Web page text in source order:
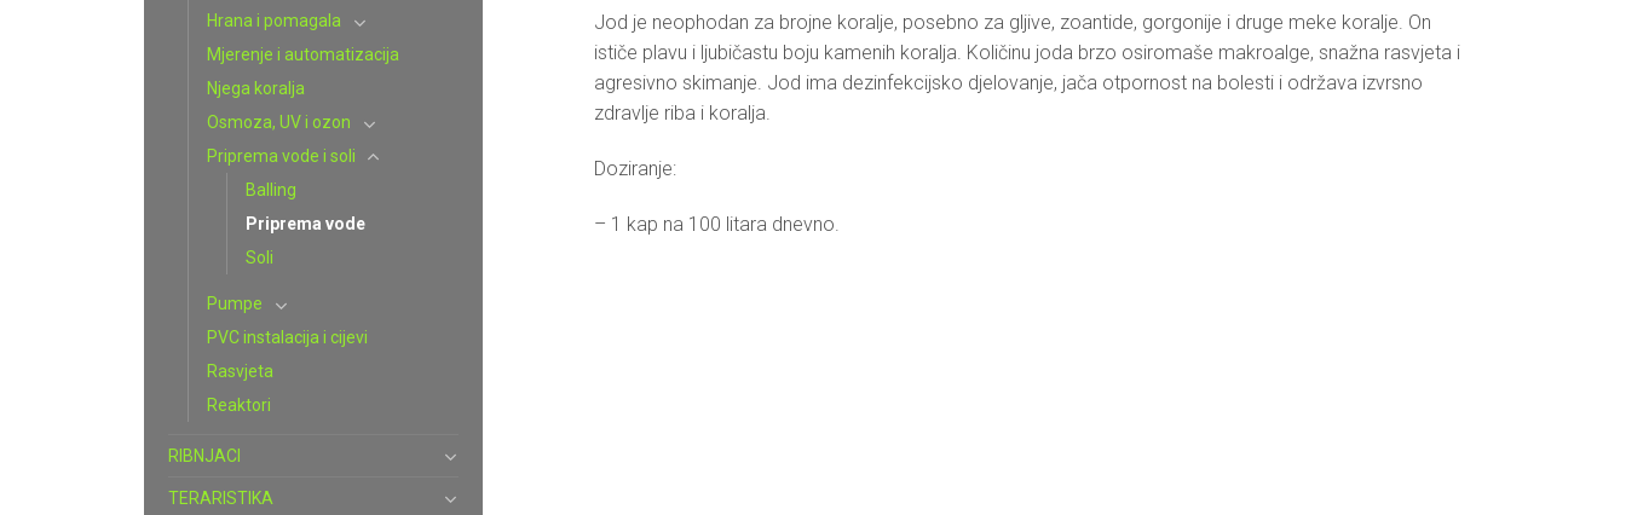
Jod je neophodan za brojne koralje, posebno za gljive, zoantide, gorgonije i druge meke koralje. On
ističe plavu i ljubičastu boju kamenih koralja. Količinu joda brzo osiromaše makroalge, snažna rasvjeta i
agresivno skimanje. Jod ima dezinfekcijsko djelovanje, jača otpornost na bolesti i održava izvrsno
zdravlje riba i koralja.
Doziranje:
– 1 kap na 100 litara dnevno.
Hrana i pomagala
Mjerenje i automatizacija
Njega koralja
Osmoza, UV i ozon
Priprema vode i soli
Balling
Priprema vode
Soli
Pumpe
PVC instalacija i cijevi
Rasvjeta
Reaktori
RIBNJACI
TERARISTIKA